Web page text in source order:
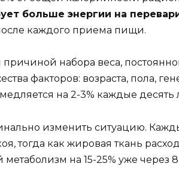
больше энергии на
каждого приема пищи.
набора веса,
факторов: возраста, пола,
на 2-3% каждые десять
изменить ситуацию.
тогда как жировая ткань
на 15-25% уже через